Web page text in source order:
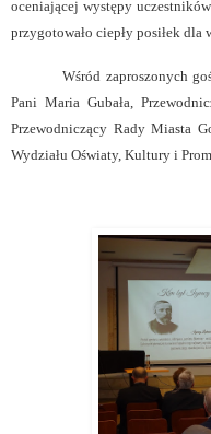
oceniającej występy
przygotowało ciepły posiłek dla
Wśród zaproszonych
Pani Maria Gubała,
Przewodniczący Rady Miasta
Wydziału Oświaty, Kultury i